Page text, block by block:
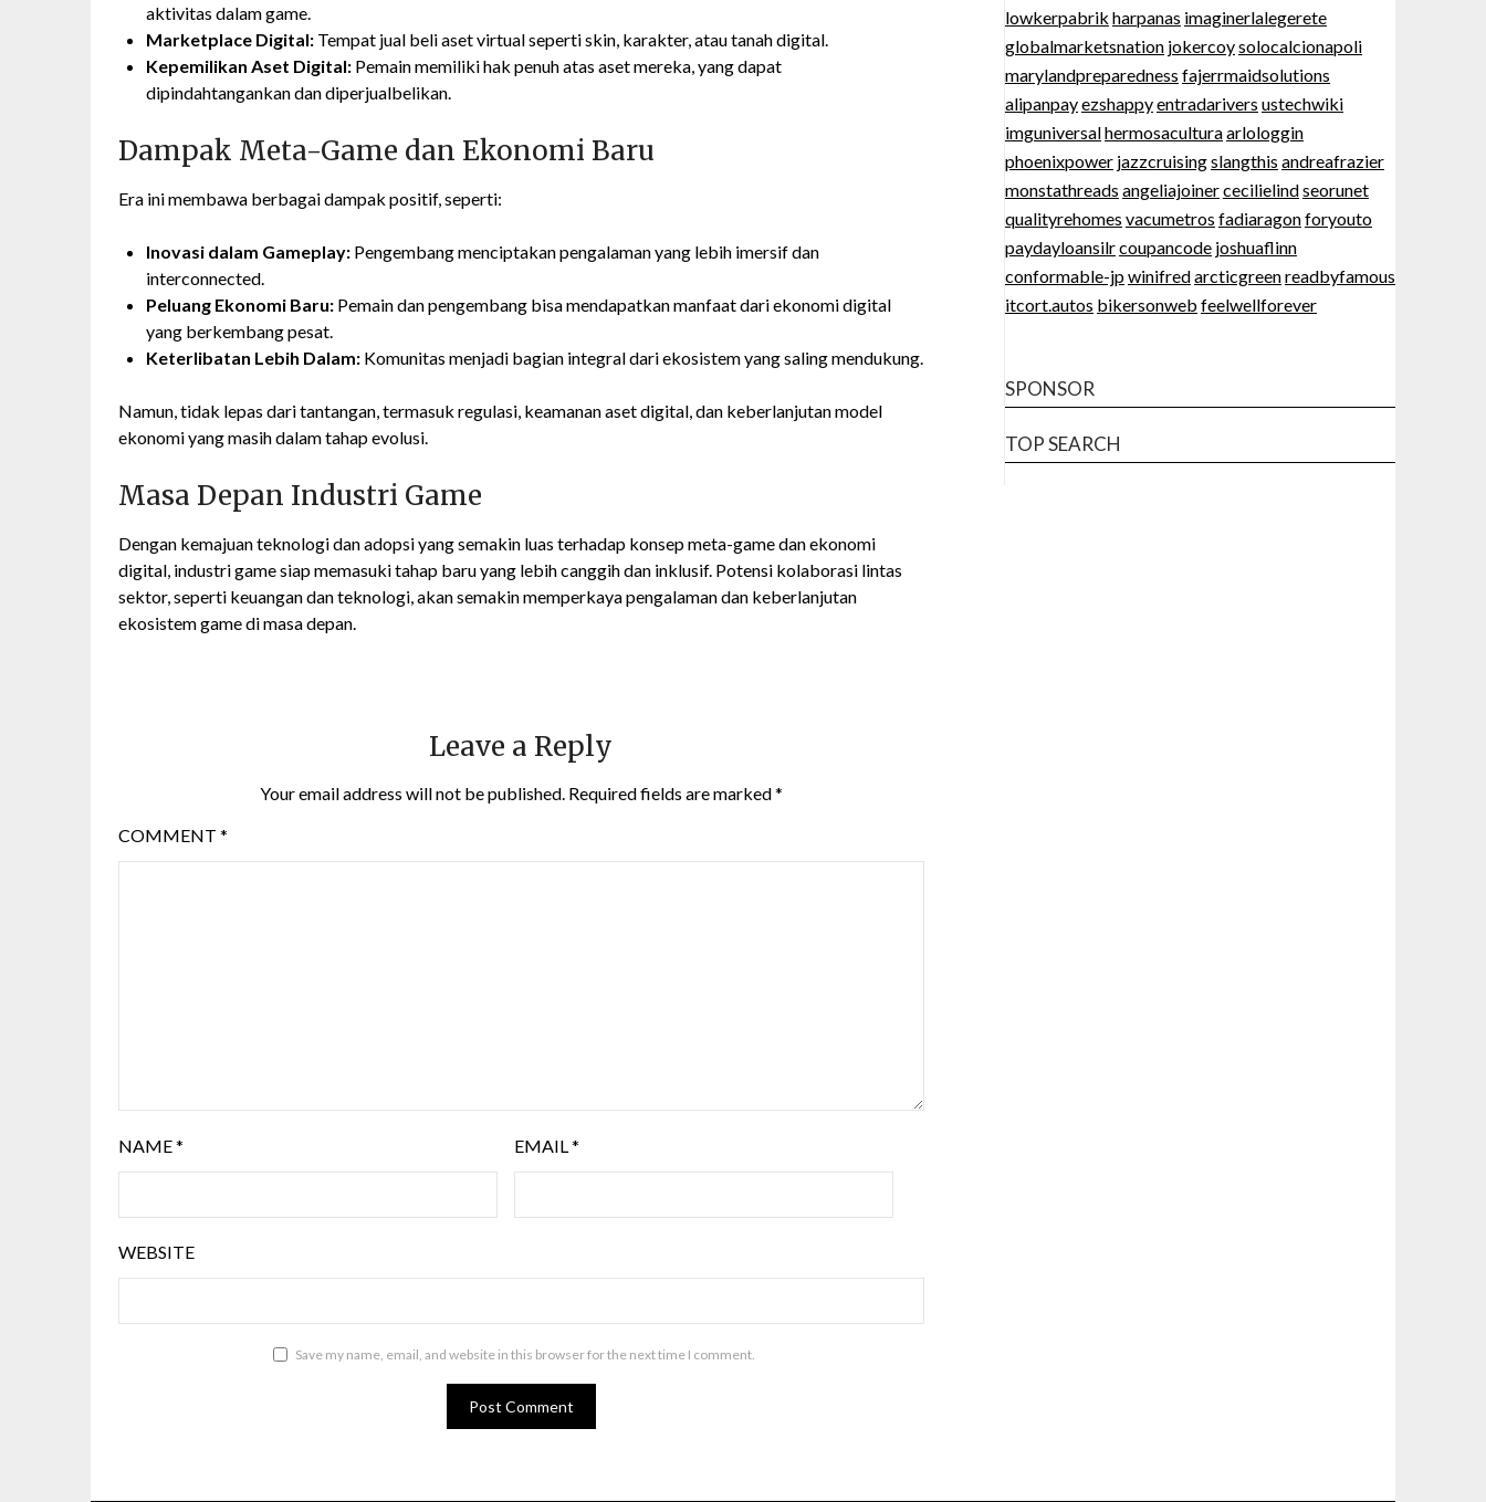
aktivitas dalam game.
Marketplace Digital: Tempat jual beli aset virtual seperti skin, karakter, atau tanah digital.
Kepemilikan Aset Digital: Pemain memiliki hak penuh atas aset mereka, yang dapat
dipindahtangankan dan diperjualbelikan.
Dampak Meta-Game dan Ekonomi Baru
Era ini membawa berbagai dampak positif, seperti:
Inovasi dalam Gameplay: Pengembang menciptakan pengalaman yang lebih imersif dan
interconnected.
Peluang Ekonomi Baru: Pemain dan pengembang bisa mendapatkan manfaat dari ekonomi digital
yang berkembang pesat.
Keterlibatan Lebih Dalam: Komunitas menjadi bagian integral dari ekosistem yang saling mendukung.
Namun, tidak lepas dari tantangan, termasuk regulasi, keamanan aset digital, dan keberlanjutan model
ekonomi yang masih dalam tahap evolusi.
Masa Depan Industri Game
Dengan kemajuan teknologi dan adopsi yang semakin luas terhadap konsep meta-game dan ekonomi
digital, industri game siap memasuki tahap baru yang lebih canggih dan inklusif. Potensi kolaborasi lintas
sektor, seperti keuangan dan teknologi, akan semakin memperkaya pengalaman dan keberlanjutan
ekosistem game di masa depan.
Leave a Reply
Your email address will not be published. Required fields are marked*
COMMENT *
NAME* EMAIL*
WEBSITE
Save my name, email, and website in this browser for the next time I comment.
lowkerpabrik harpanas imaginerlalegerete
globalmarketsnation jokercoysolocalcionapoli
marylandpreparedness fajerrmaidsolutions
alipanpayezshappyentradarivers ustechwiki
imguniversalhermosaculturaarlologgin
phoenixpower jazzcruisingslangthis andreafrazier
monstathreads angeliajoinercecilielindseorunet
qualityrehomes vacumetros fadiaragonforyouto
paydayloansilrcoupancode joshuaflinn
conformable-jpwinifredarcticgreenreadbyfamous
itcort.autos bikersonweb feelwellforever
SPONSOR
TOP SEARCH